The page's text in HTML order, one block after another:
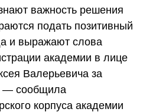
важность решения
подать позитивный
и выражают слова
академии в лице
Валерьевича за
— сообщила
корпуса академии